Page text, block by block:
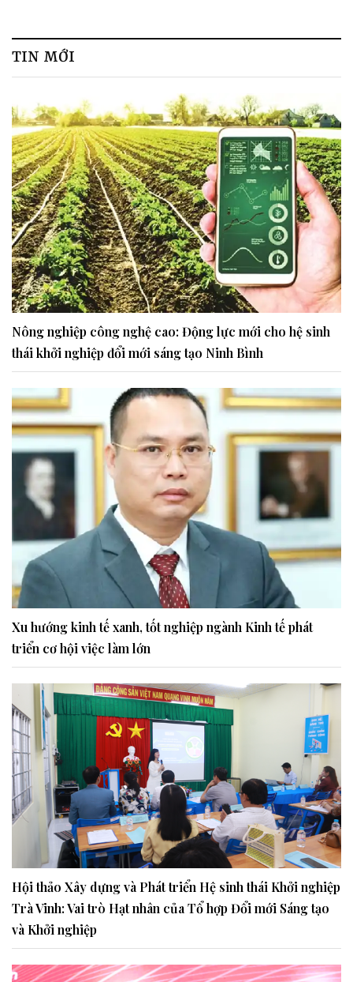
TIN MỚI
Nông nghiệp công nghệ cao: Động lực mới cho hệ sinh
thái khởi nghiệp đổi mới sáng tạo Ninh Bình
Xu hướng kinh tế xanh, tốt nghiệp ngành Kinh tế phát
triển cơ hội việc làm lớn
Hội thảo Xây dựng và Phát triển Hệ sinh thái Khởi nghiệp
Trà Vinh: Vai trò Hạt nhân của Tổ hợp Đổi mới Sáng tạo
và Khởi nghiệp